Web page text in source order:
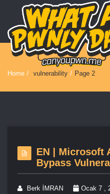
Home / vulnerability / Page 2
EN | Microsoft
Bypass
Berk İMRAN Ocak 7 ,